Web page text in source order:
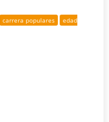
carrera populares
edad